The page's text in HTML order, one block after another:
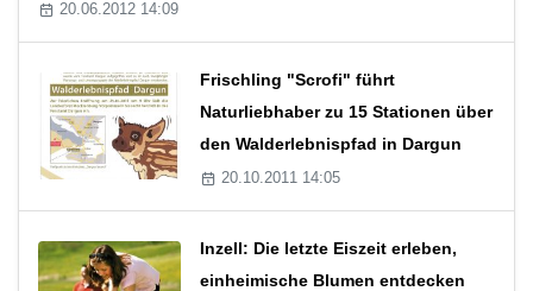
20.06.2012 14:09
Frischling "Scrofi" führt
Naturliebhaber zu 15 Stationen über
den Walderlebnispfad in Dargun
20.10.2011 14:05
Inzell: Die letzte Eiszeit erleben,
einheimische Blumen entdecken